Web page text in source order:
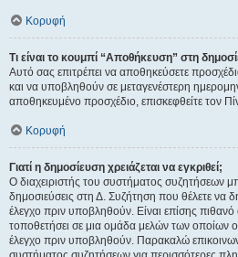
Κορυφή
Τι είναι το κουμπί “Αποθήκευση” στη
Αυτό σας επιτρέπει να αποθηκεύσετε
και να υποβληθούν σε μεταγενέστερη
αποθηκευμένο προσχέδιο, επισκεφθείτε τον
Κορυφή
Γιατί η δημοσίευση χρειάζεται να εγκριθεί;
Ο διαχειριστής του συστήματος συζητήσεων
δημοσιεύσεις στη Δ. Συζήτηση που θέλετε να
έλεγχο πριν υποβληθούν. Είναι επίσης πιθανό
τοποθετήσει σε μια ομάδα μελών των οποίων
έλεγχο πριν υποβληθούν. Παρακαλώ